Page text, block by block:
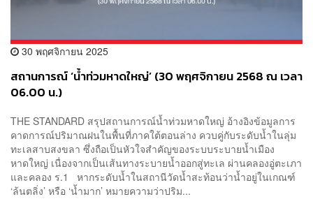
30 พฤศจิกายน 2025
สถานการณ์ ‘น้ำท่วมหาดใหญ่’ (30 พฤศจิกายน 2568 ณ เวลา
06.00 น.)
THE STANDARD สรุปสถานการณ์น้ำท่วมหาดใหญ่ อ้างอิงข้อมูลการ
คาดการณ์ปริมาณฝนในพื้นที่ภาคใต้ตอนล่าง ควบคู่กับระดับน้ำในลุ่ม
ทะเลสาบสงขลา ซึ่งถือเป็นหัวใจสำคัญของระบบระบายน้ำเมือง
หาดใหญ่ เนื่องจากเป็นเส้นทางระบายน้ำออกสู่ทะเล ผ่านคลองอู่ตะเภา
และคลอง ร.1 หากระดับน้ำในสถานีวัดน้ำสะท้อนว่าน้ำอยู่ในเกณฑ์
‘ล้นตลิ่ง’ หรือ ‘น้ำมาก’ หมายความว่าปริม...